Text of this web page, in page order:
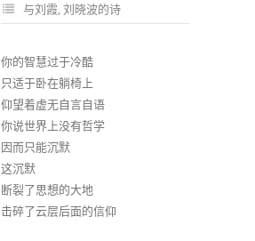
与刘霞,刘晓波的诗
你的智慧过于冷酷
只适于卧在躺椅上
仰望着虚无自言自语
你说世界上没有哲学
因而只能沉默
这沉默
断裂了思想的大地
击碎了云层后面的信仰